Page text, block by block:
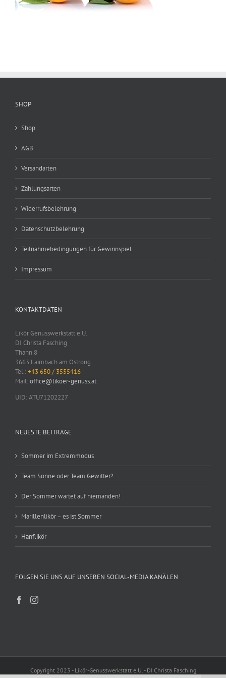
SHOP
Shop
AGB
Versandarten
Zahlungsarten
Widerrufsbelehrung
Datenschutzbelehrung
Teilnahmebedingungen für Gewinnspiel
Impressum
KONTAKTDATEN
Likör Genusswerkstatt e.U.
DI Christa Fasching
Thann 8
3663 Laimbach am Ostrong
Tel.:+43 650 / 3555416
Mail:office@likoer-genuss.at
UID: ATU71202227
NEUESTE BEITRÄGE
Sommer im Extremmodus
Team Sonne oder Team Gewitter?
Der Sommer wartet auf niemanden!
Marillenlikör – es ist Sommer
Hanflikör
FOLGEN SIE UNS AUF UNSEREN SOCIAL-MEDIA KANÄLEN
Copyright 2023 - Likör-Genusswerkstatt e.U. - DI Christa Fasching